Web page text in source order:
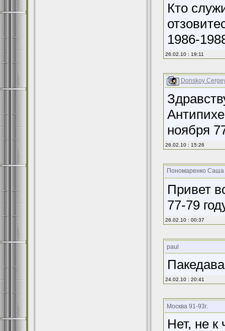
Кто
1986-
26.02.10 : 19:11
Donskoy
ноября
26.02.10 : 15:26
Пономаренко Саша
Привет
77-79
26.02.10 : 00:37
paul
24.02.10 : 20:41
Москва 91-93г.
Нет, не к